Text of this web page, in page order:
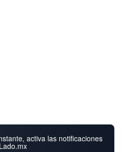
activa las notificaciones